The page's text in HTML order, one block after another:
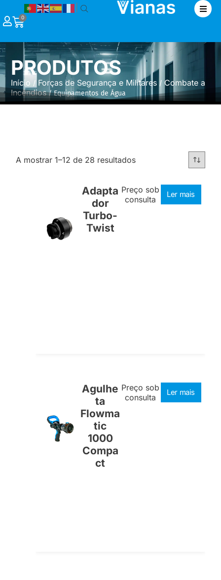
0
PRODUTOS
Início / Forças de Segurança e Militares / Combate a
Incêndios/ Equipamentos de Água
A mostrar 1–12 de 28 resultados
Adapta
dor
Turbo-
Twist
Preço sob
consulta
Ler mais
Agulhe
ta
Flowma
tic
1000
Compa
ct
Preço sob
consulta
Ler mais